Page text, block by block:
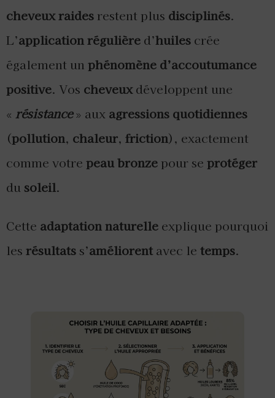
cheveux raides restent plus disciplinés.
L’application régulière d’huiles crée
également un phénomène d’accoutumance
positive. Vos cheveuxdéveloppent une
« résistance» aux agressions quotidiennes
(pollution, chaleur, friction), exactement
comme votre peau bronze pour se protéger
du soleil.
Cette adaptation naturelle explique pourquoi
les résultatss’améliorent avec le temps.